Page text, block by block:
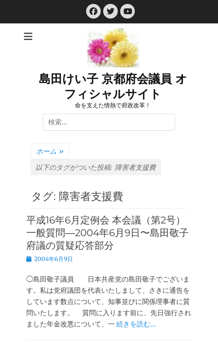
Facebook
Twitter
YouTube
島田けい子 京都府会議員 オ
フィシャルサイト
命を支えた情熱で府政改革！
検
索:
ホーム »
以下のタグがついた投稿: 障害者支援費
タグ: 障害者支援費
平成16年6月定例会 本会議（第2号）
一般質問―2004年6月9日〜島田敬子
府議の質疑応答部分
投
日
2004年6月9日
◯島田敬子議員 日本共産党の島田敬子でございま
す。私は党府議団を代表いたしまして、さきに通告を
しています数点について、知事並びに関係理事者に質
問いたします。 質問に入ります前に、先日強行され
ました年金改悪について、一続きを読む…